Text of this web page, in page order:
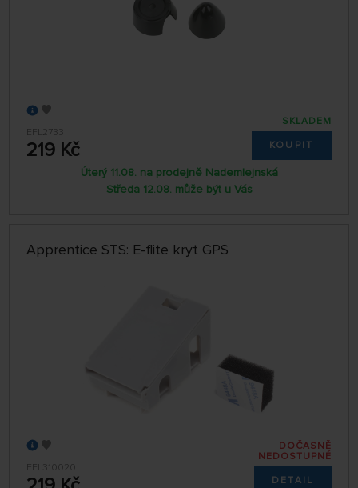
EFL2733
219 Kč
SKLADEM
KOUPIT
Úterý 11.08. na prodejně Nademlejnská
Středa 12.08. může být u Vás
Apprentice STS: E-flite kryt GPS
EFL310020
DOČASNĚ
NEDOSTUPNÉ
DETAIL